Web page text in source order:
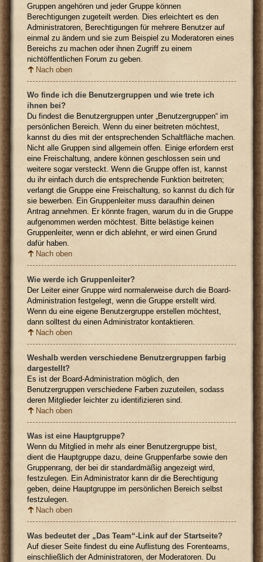
Gruppen angehören und jeder Gruppe können
Berechtigungen zugeteilt werden. Dies erleichtert es den
Administratoren, Berechtigungen für mehrere Benutzer auf
einmal zu ändern und sie zum Beispiel zu Moderatoren eines
Bereichs zu machen oder ihnen Zugriff zu einem
nichtöffentlichen Forum zu geben.
Nach oben
Wo finde ich die Benutzergruppen und wie trete ich
ihnen bei?
Du findest die Benutzergruppen unter „Benutzergruppen“ im
persönlichen Bereich. Wenn du einer beitreten möchtest,
kannst du dies mit der entsprechenden Schaltfläche machen.
Nicht alle Gruppen sind allgemein offen. Einige erfordern erst
eine Freischaltung, andere können geschlossen sein und
weitere sogar versteckt. Wenn die Gruppe offen ist, kannst
du ihr einfach durch die entsprechende Funktion beitreten;
verlangt die Gruppe eine Freischaltung, so kannst du dich für
sie bewerben. Ein Gruppenleiter muss daraufhin deinen
Antrag annehmen. Er könnte fragen, warum du in die Gruppe
aufgenommen werden möchtest. Bitte belästige keinen
Gruppenleiter, wenn er dich ablehnt, er wird einen Grund
dafür haben.
Nach oben
Wie werde ich Gruppenleiter?
Der Leiter einer Gruppe wird normalerweise durch die Board-
Administration festgelegt, wenn die Gruppe erstellt wird.
Wenn du eine eigene Benutzergruppe erstellen möchtest,
dann solltest du einen Administrator kontaktieren.
Nach oben
Weshalb werden verschiedene Benutzergruppen farbig
dargestellt?
Es ist der Board-Administration möglich, den
Benutzergruppen verschiedene Farben zuzuteilen, sodass
deren Mitglieder leichter zu identifizieren sind.
Nach oben
Was ist eine Hauptgruppe?
Wenn du Mitglied in mehr als einer Benutzergruppe bist,
dient die Hauptgruppe dazu, deine Gruppenfarbe sowie den
Gruppenrang, der bei dir standardmäßig angezeigt wird,
festzulegen. Ein Administrator kann dir die Berechtigung
geben, deine Hauptgruppe im persönlichen Bereich selbst
festzulegen.
Nach oben
Was bedeutet der „Das Team“-Link auf der Startseite?
Auf dieser Seite findest du eine Auflistung des Forenteams,
einschließlich der Administratoren, der Moderatoren. Du